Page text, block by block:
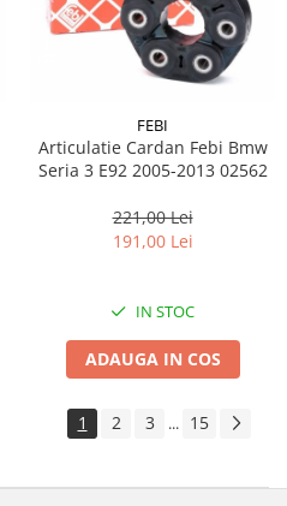
FEBI
Articulatie Cardan Febi Bmw
Seria 3 E92 2005-2013 02562
221,00 Lei
191,00 Lei
IN STOC
ADAUGA IN COS
1 2 3 ... 15